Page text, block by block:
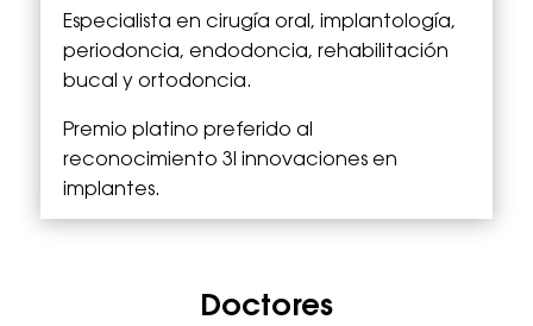
Especialista en cirugía oral, implantología,
periodoncia, endodoncia, rehabilitación
bucal y ortodoncia.
Premio platino preferido al
reconocimiento 3I innovaciones en
implantes.
Doctores